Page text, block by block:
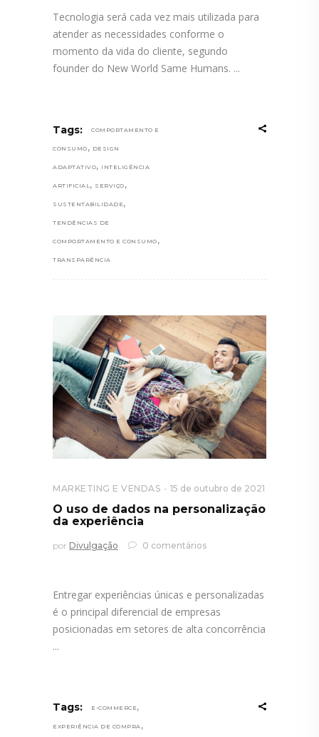
Tecnologia será cada vez mais utilizada para
atender as necessidades conforme o
momento da vida do cliente, segundo
founder do New World Same Humans.
Tags: COMPORTAMENTO E
CONSUMO , DESIGN
ADAPTATIVO, INTELIGÊNCIA
ARTIFICIAL, SERVIÇO ,
SUSTENTABILIDADE ,
TENDÊNCIAS DE
COMPORTAMENTO E CONSUMO ,
TRANSPARÊNCIA
MARKETING E VENDAS 15 de outubro de 2021
O uso de dados na personalização
da experiência
por Divulgação 0 comentários
Entregar experiências únicas e personalizadas
é o principal diferencial de empresas
posicionadas em setores de alta concorrência
Tags: E-COMMERCE ,
EXPERIÊNCIA DE COMPRA ,